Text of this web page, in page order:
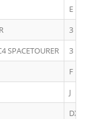
E
3
SPACETOURER
3
F
J
DXA